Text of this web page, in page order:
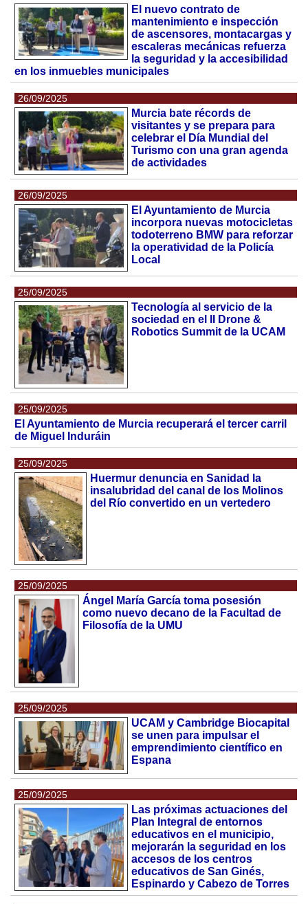
El nuevo contrato de
mantenimiento e inspección
de ascensores, montacargas y
escaleras mecánicas refuerza
la seguridad y la accesibilidad
en los inmuebles municipales
26/09/2025
Murcia bate récords de
visitantes y se prepara para
celebrar el Día Mundial del
Turismo con una gran agenda
de actividades
26/09/2025
El Ayuntamiento de Murcia
incorpora nuevas motocicletas
todoterreno BMW para reforzar
la operatividad de la Policía
Local
25/09/2025
Tecnología al servicio de la
sociedad en el II Drone &
Robotics Summit de la UCAM
25/09/2025
El Ayuntamiento de Murcia recuperará el tercer carril
de Miguel Induráin
25/09/2025
Huermur denuncia en Sanidad la
insalubridad del canal de los Molinos
del Río convertido en un vertedero
25/09/2025
Ángel María García toma posesión
como nuevo decano de la Facultad de
Filosofía de la UMU
25/09/2025
UCAM y Cambridge Biocapital
se unen para impulsar el
emprendimiento científico en
Espana
25/09/2025
Las próximas actuaciones del
Plan Integral de entornos
educativos en el municipio,
mejorarán la seguridad en los
accesos de los centros
educativos de San Ginés,
Espinardo y Cabezo de Torres